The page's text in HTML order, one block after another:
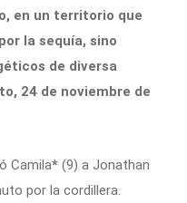
en un territorio que
la sequía, sino
de diversa
24 de noviembre de
Camila* (9) a Jonathan
por la cordillera.